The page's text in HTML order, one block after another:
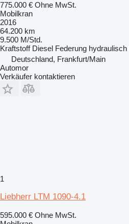
775.000 € Ohne MwSt.
Mobilkran
2016
64.200 km
9.500 M/Std.
Kraftstoff Diesel Federung hydraulisch
Deutschland, Frankfurt/Main
Automor
Verkäufer kontaktieren
1
Liebherr LTM 1090-4.1
595.000 € Ohne MwSt.